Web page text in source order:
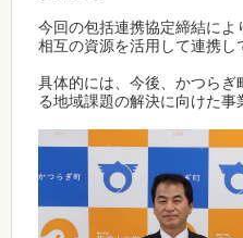
今回の包括連携協定締結によ
相互の資源を活用して連携し
具体的には、今後、かつらぎ
る地域課題の解決に向けた事